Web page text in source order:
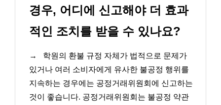
경우, 어디에 신고해야 더 효과
적인 조치를 받을 수 있나요?
→
학원의 환불 규정 자체가 법적으로 문제가
있거나 여러 소비자에게 유사한 불공정 행위를
지속하는 경우에는 공정거래위원회에 신고하는
것이 좋습니다. 공정거래위원회는 불공정 약관